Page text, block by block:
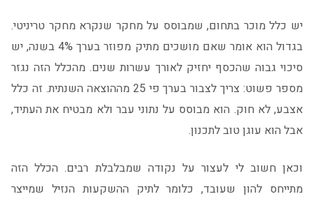
יש כלל מוכר בתחום, שמבוסס על מחקר שנקרא מחקר טריניטי.
בגדול הוא אומר שאם מושכים מתיק מפוזר בערך 4% בשנה, יש
סיכוי גבוה שהכסף יחזיק לאורך עשרות שנים. מהכלל הזה נגזר
מספר פשוט: צריך לצבור בערך פי 25 מההוצאה השנתית. זה כלל
אצבע, לא חוק. הוא מבוסס על נתוני עבר ולא מבטיח את העתיד,
אבל הוא עוגן טוב לתכנון.
וכאן חשוב לי לעצור על נקודה שמבלבלת רבים. הכלל הזה
מתייחס להון שעובד, כלומר לתיק ההשקעות הנזיל שמייצר